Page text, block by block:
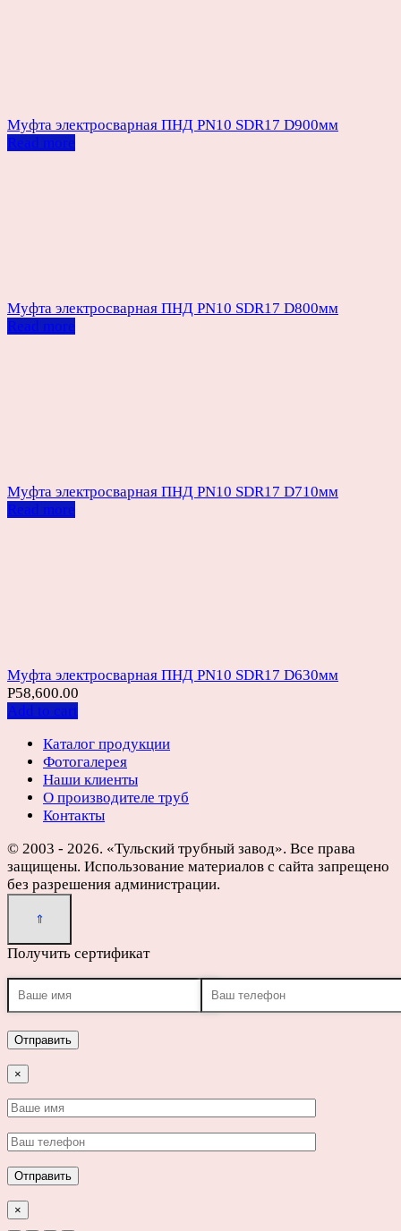
Муфта электросварная ПНД PN10 SDR17 D900мм
Read more
Муфта электросварная ПНД PN10 SDR17 D800мм
Read more
Муфта электросварная ПНД PN10 SDR17 D710мм
Read more
Муфта электросварная ПНД PN10 SDR17 D630мм
Р58,600.00
Add to cart
Каталог продукции
Фотогалерея
Наши клиенты
О производителе труб
Контакты
© 2003 - 2026. «Тульский трубный завод». Все права
защищены. Использование материалов с сайта запрещено
без разрешения администрации.
Получить сертификат
×
×